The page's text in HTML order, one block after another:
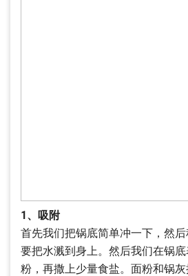
1、吸附
首先我们把锅底简单冲一下，然
要把水溅到身上。然后我们在锅
粉，再撒上少量食盐。面粉和锅